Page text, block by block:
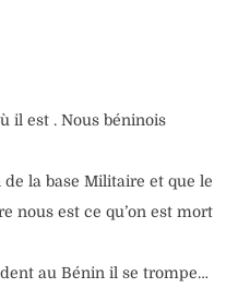
il est . Nous béninois
la base Militaire et que le
nous est ce qu’on est mort
au Bénin il se trompe…